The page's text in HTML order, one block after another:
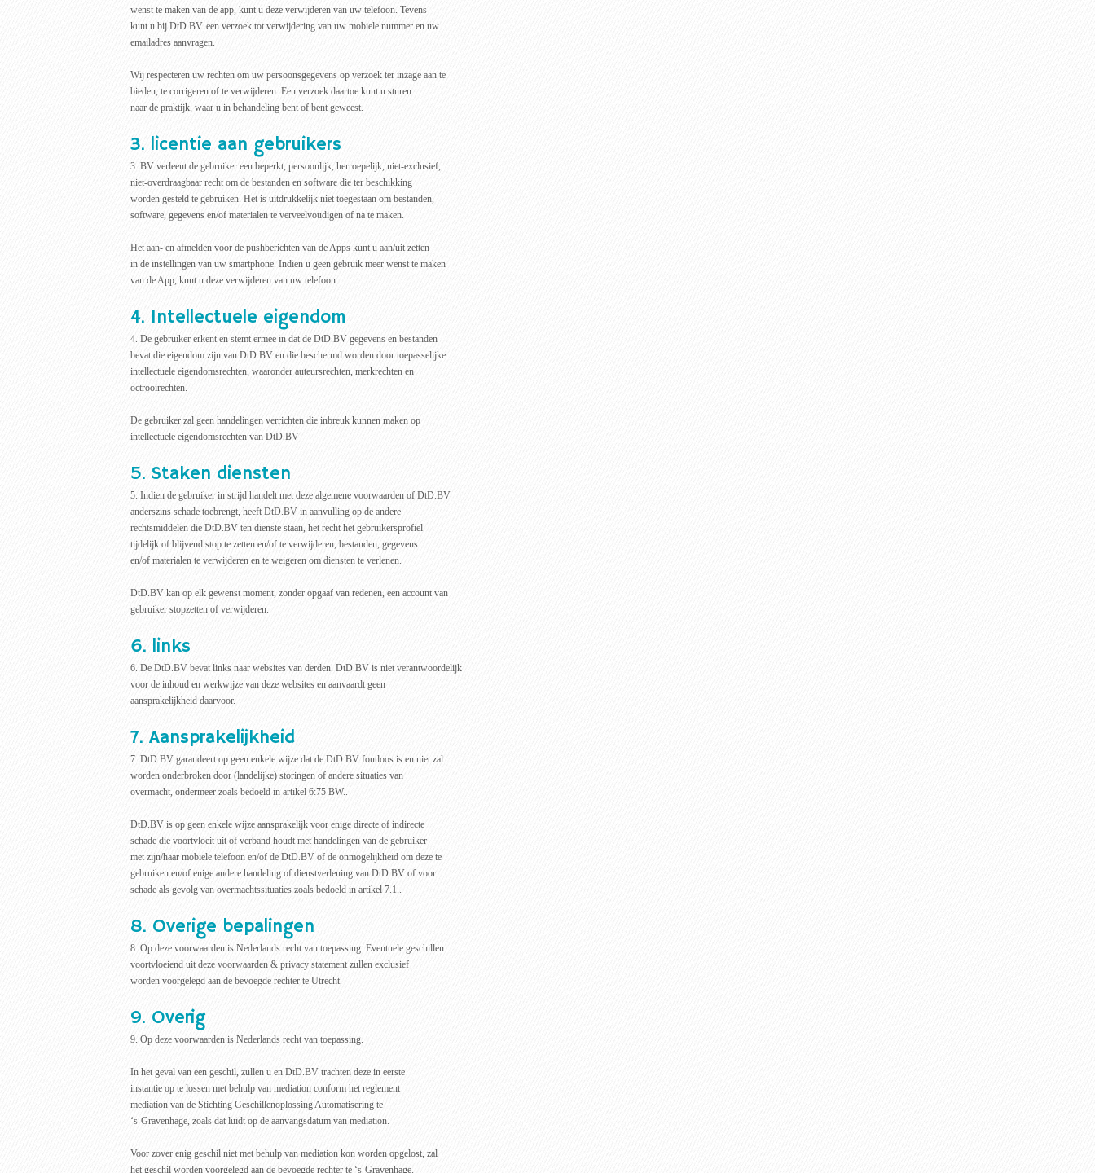
wenst te maken van de app, kunt u deze verwijderen van uw telefoon. Tevens
kunt u bij DtD.BV. een verzoek tot verwijdering van uw mobiele nummer en uw
emailadres aanvragen.
Wij respecteren uw rechten om uw persoonsgegevens op verzoek ter inzage aan te
bieden, te corrigeren of te verwijderen. Een verzoek daartoe kunt u sturen
naar de praktijk, waar u in behandeling bent of bent geweest.
3. licentie aan gebruikers
3. BV verleent de gebruiker een beperkt, persoonlijk, herroepelijk, niet-exclusief,
niet-overdraagbaar recht om de bestanden en software die ter beschikking
worden gesteld te gebruiken. Het is uitdrukkelijk niet toegestaan om bestanden,
software, gegevens en/of materialen te verveelvoudigen of na te maken.
Het aan- en afmelden voor de pushberichten van de Apps kunt u aan/uit zetten
in de instellingen van uw smartphone. Indien u geen gebruik meer wenst te maken
van de App, kunt u deze verwijderen van uw telefoon.
4. Intellectuele eigendom
4. De gebruiker erkent en stemt ermee in dat de DtD.BV gegevens en bestanden
bevat die eigendom zijn van DtD.BV en die beschermd worden door toepasselijke
intellectuele eigendomsrechten, waaronder auteursrechten, merkrechten en
octrooirechten.
De gebruiker zal geen handelingen verrichten die inbreuk kunnen maken op
intellectuele eigendomsrechten van DtD.BV
5. Staken diensten
5. Indien de gebruiker in strijd handelt met deze algemene voorwaarden of DtD.BV
anderszins schade toebrengt, heeft DtD.BV in aanvulling op de andere
rechtsmiddelen die DtD.BV ten dienste staan, het recht het gebruikersprofiel
tijdelijk of blijvend stop te zetten en/of te verwijderen, bestanden, gegevens
en/of materialen te verwijderen en te weigeren om diensten te verlenen.
DtD.BV kan op elk gewenst moment, zonder opgaaf van redenen, een account van
gebruiker stopzetten of verwijderen.
6. links
6. De DtD.BV bevat links naar websites van derden. DtD.BV is niet verantwoordelijk
voor de inhoud en werkwijze van deze websites en aanvaardt geen
aansprakelijkheid daarvoor.
7. Aansprakelijkheid
7. DtD.BV garandeert op geen enkele wijze dat de DtD.BV foutloos is en niet zal
worden onderbroken door (landelijke) storingen of andere situaties van
overmacht, ondermeer zoals bedoeld in artikel 6:75 BW..
DtD.BV is op geen enkele wijze aansprakelijk voor enige directe of indirecte
schade die voortvloeit uit of verband houdt met handelingen van de gebruiker
met zijn/haar mobiele telefoon en/of de DtD.BV of de onmogelijkheid om deze te
gebruiken en/of enige andere handeling of dienstverlening van DtD.BV of voor
schade als gevolg van overmachtssituaties zoals bedoeld in artikel 7.1..
8. Overige bepalingen
8. Op deze voorwaarden is Nederlands recht van toepassing. Eventuele geschillen
voortvloeiend uit deze voorwaarden & privacy statement zullen exclusief
worden voorgelegd aan de bevoegde rechter te Utrecht.
9. Overig
9. Op deze voorwaarden is Nederlands recht van toepassing.
In het geval van een geschil, zullen u en DtD.BV trachten deze in eerste
instantie op te lossen met behulp van mediation conform het reglement
mediation van de Stichting Geschillenoplossing Automatisering te
‘s-Gravenhage, zoals dat luidt op de aanvangsdatum van mediation.
Voor zover enig geschil niet met behulp van mediation kon worden opgelost, zal
het geschil worden voorgelegd aan de bevoegde rechter te ‘s-Gravenhage.